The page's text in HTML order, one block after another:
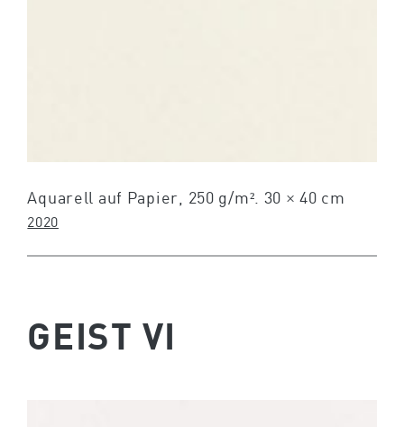
Aquarell auf Papier, 250 g/m². 30 × 40 cm
2020
GEIST VI